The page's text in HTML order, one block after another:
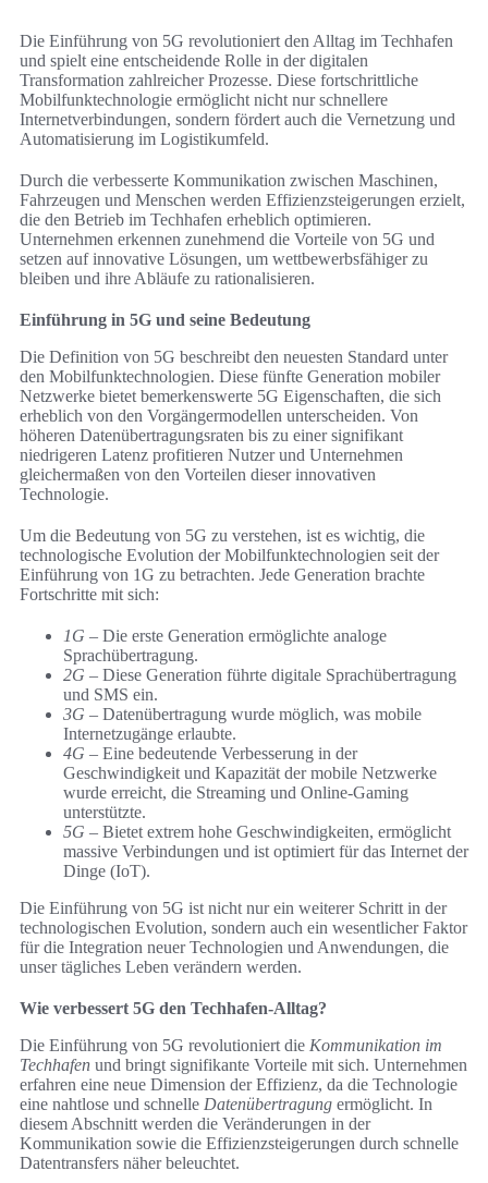
Die Einführung von 5G revolutioniert den Alltag im Techhafen
und spielt eine entscheidende Rolle in der digitalen
Transformation zahlreicher Prozesse. Diese fortschrittliche
Mobilfunktechnologie ermöglicht nicht nur schnellere
Internetverbindungen, sondern fördert auch die Vernetzung und
Automatisierung im Logistikumfeld.
Durch die verbesserte Kommunikation zwischen Maschinen,
Fahrzeugen und Menschen werden Effizienzsteigerungen erzielt,
die den Betrieb im Techhafen erheblich optimieren.
Unternehmen erkennen zunehmend die Vorteile von 5G und
setzen auf innovative Lösungen, um wettbewerbsfähiger zu
bleiben und ihre Abläufe zu rationalisieren.
Einführung in 5G und seine Bedeutung
Die Definition von 5G beschreibt den neuesten Standard unter
den Mobilfunktechnologien. Diese fünfte Generation mobiler
Netzwerke bietet bemerkenswerte 5G Eigenschaften, die sich
erheblich von den Vorgängermodellen unterscheiden. Von
höheren Datenübertragungsraten bis zu einer signifikant
niedrigeren Latenz profitieren Nutzer und Unternehmen
gleichermaßen von den Vorteilen dieser innovativen
Technologie.
Um die Bedeutung von 5G zu verstehen, ist es wichtig, die
technologische Evolution der Mobilfunktechnologien seit der
Einführung von 1G zu betrachten. Jede Generation brachte
Fortschritte mit sich:
1G – Die erste Generation ermöglichte analoge
Sprachübertragung.
2G – Diese Generation führte digitale Sprachübertragung
und SMS ein.
3G – Datenübertragung wurde möglich, was mobile
Internetzugänge erlaubte.
4G – Eine bedeutende Verbesserung in der
Geschwindigkeit und Kapazität der mobile Netzwerke
wurde erreicht, die Streaming und Online-Gaming
unterstützte.
5G – Bietet extrem hohe Geschwindigkeiten, ermöglicht
massive Verbindungen und ist optimiert für das Internet der
Dinge (IoT).
Die Einführung von 5G ist nicht nur ein weiterer Schritt in der
technologischen Evolution, sondern auch ein wesentlicher Faktor
für die Integration neuer Technologien und Anwendungen, die
unser tägliches Leben verändern werden.
Wie verbessert 5G den Techhafen-Alltag?
Die Einführung von 5G revolutioniert die Kommunikation im
Techhafen und bringt signifikante Vorteile mit sich. Unternehmen
erfahren eine neue Dimension der Effizienz, da die Technologie
eine nahtlose und schnelle Datenübertragung ermöglicht. In
diesem Abschnitt werden die Veränderungen in der
Kommunikation sowie die Effizienzsteigerungen durch schnelle
Datentransfers näher beleuchtet.